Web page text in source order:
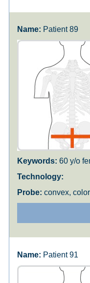
Patient 89
60 y/o
convex, color
Patient 91